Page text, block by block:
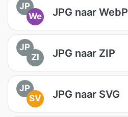
JP
We
JPG naar WebP
JP
ZI
JPG naar ZIP
JP
SV
JPG naar SVG